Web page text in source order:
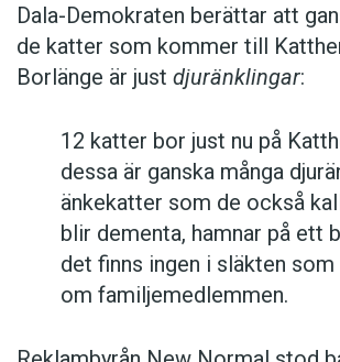
Dala-Demokraten berättar att
de katter som kommer till
Borlänge är just djuränklingar:
12 katter bor just nu på
dessa är ganska många
änkekatter som de också
blir dementa, hamnar på ett
det finns ingen i släkten som
om familjemedlemmen.